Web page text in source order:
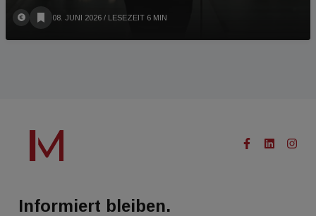
08. JUNI 2026 / LESEZEIT 6 MIN
Informiert bleiben.